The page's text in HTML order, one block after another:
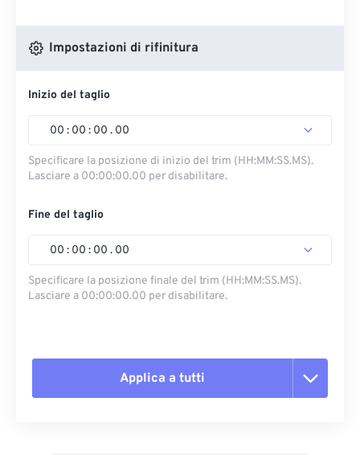
Impostazioni di rifinitura
Inizio del taglio
00 : 00 : 00 . 00
Specificare la posizione di inizio del trim (HH:MM:SS.MS).
Lasciare a 00:00:00.00 per disabilitare.
Fine del taglio
00 : 00 : 00 . 00
Specificare la posizione finale del trim (HH:MM:SS.MS).
Lasciare a 00:00:00.00 per disabilitare.
Applica a tutti